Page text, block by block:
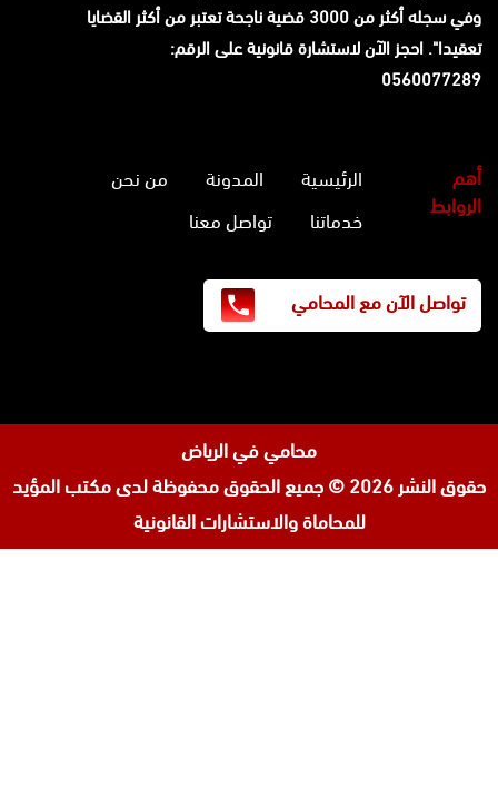
وفي سجله أكثر من 3000 قضية ناجحة تعتبر من أكثر القضايا
تعقيدا". احجز الآن لاستشارة قانونية على الرقم:
0560077289
أهم
الروابط
الرئيسية المدونة
من نحن
خدماتنا
تواصل معنا
تواصل الآن مع المحامي
محامي في الرياض
حقوق النشر 2026 © جميع الحقوق محفوظة لدى
مكتب المؤيد
للمحاماة والاستشارات القانونية